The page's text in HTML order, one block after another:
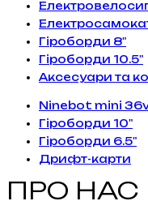
Гіроборди 8"
Гіроборди 10.5"
Аксесуари та
Ninebot mini
Гіроборди 10"
Гіроборди 6.5"
Дрифт-карти
ПРО НАС